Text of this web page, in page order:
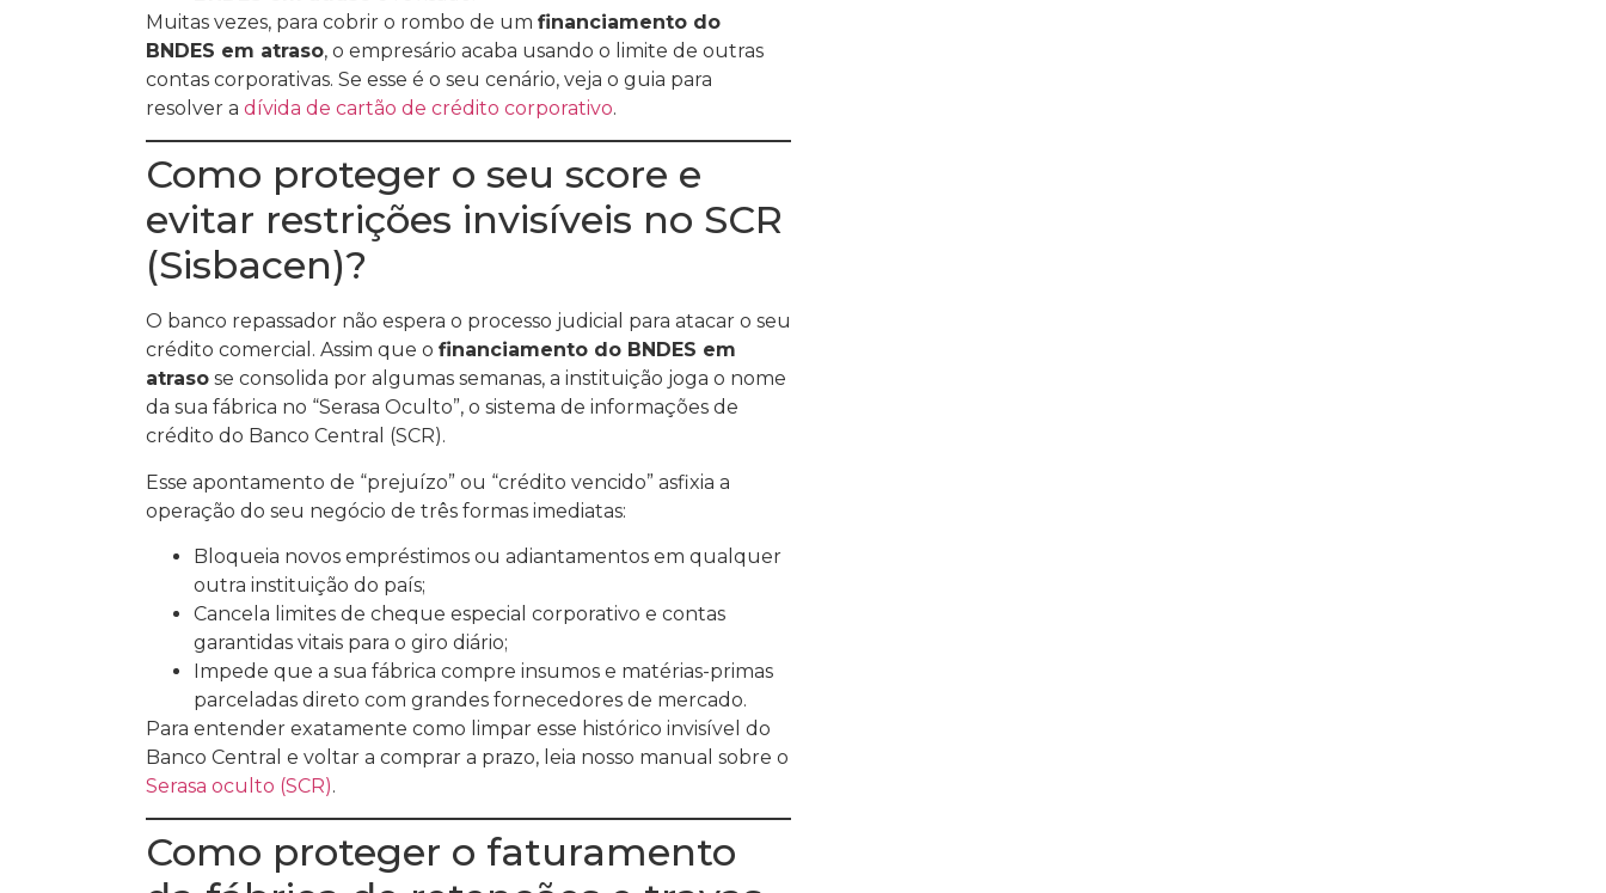
Muitas vezes, para cobrir o rombo de um financiamento do
BNDES em atraso, o empresário acaba usando o limite de outras
contas corporativas. Se esse é o seu cenário, veja o guia para
resolver a dívida de cartão de crédito corporativo.
Como proteger o seu score e
evitar restrições invisíveis no SCR
(Sisbacen)?
O banco repassador não espera o processo judicial para atacar o seu
crédito comercial. Assim que o financiamento do BNDES em
atraso se consolida por algumas semanas, a instituição joga o nome
da sua fábrica no “Serasa Oculto”, o sistema de informações de
crédito do Banco Central (SCR).
Esse apontamento de “prejuízo” ou “crédito vencido” asfixia a
operação do seu negócio de três formas imediatas:
Bloqueia novos empréstimos ou adiantamentos em qualquer
outra instituição do país;
Cancela limites de cheque especial corporativo e contas
garantidas vitais para o giro diário;
Impede que a sua fábrica compre insumos e matérias-primas
parceladas direto com grandes fornecedores de mercado.
Para entender exatamente como limpar esse histórico invisível do
Banco Central e voltar a comprar a prazo, leia nosso manual sobre o
Serasa oculto (SCR).
Como proteger o faturamento